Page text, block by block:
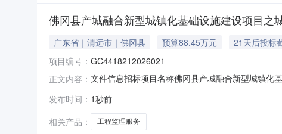
佛冈县产城融合新型城镇化基础设施建设项目
广东省｜清远市｜佛冈县 预算88.45万元 21天后投标
项目编号： GC4418212026021
正文内容： 文件信息招标项目名称佛冈县产城融合新型城镇化
布时间2026-08-06（招标文件）佛冈县产城融合新
发布时间： 1秒前
相关产品：
工程监理服务